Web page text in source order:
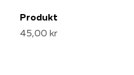
Produkt
45,00 kr